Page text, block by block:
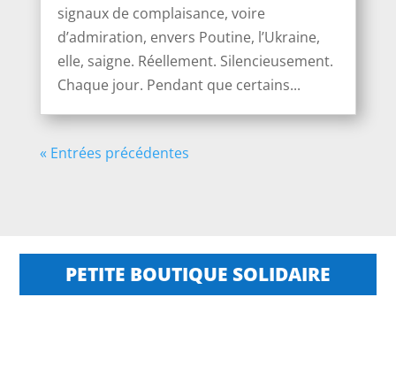
signaux de complaisance, voire
d’admiration, envers Poutine, l’Ukraine,
elle, saigne. Réellement. Silencieusement.
Chaque jour. Pendant que certains...
« Entrées précédentes
PETITE BOUTIQUE SOLIDAIRE